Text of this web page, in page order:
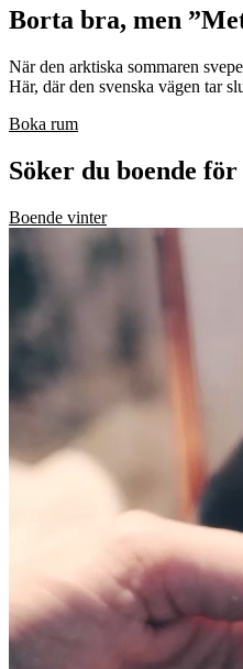
Borta bra, men
När den arktiska sommaren
Här, där den svenska vägen tar
Boka rum
Söker du boende
Boende vinter